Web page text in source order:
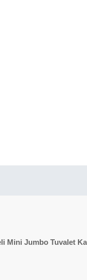
Mini Jumbo Tuvalet